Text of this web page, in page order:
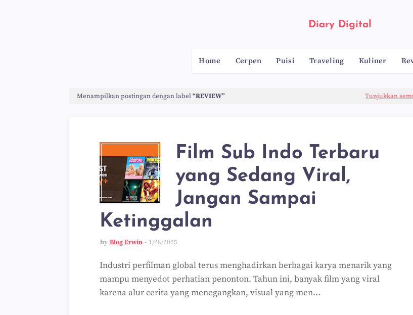
Diary Digital
Home Cerpen Puisi Traveling Kuliner
Menampilkan postingan dengan label REVIEW Tunjukkan
Film Sub Indo Terbaru
yang Sedang Viral,
Jangan Sampai
Ketinggalan
by Blog Erwin 1/28/2025
Industri perfilman global terus menghadirkan berbagai karya menarik yang
mampu menyedot perhatian penonton. Tahun ini, banyak film yang viral
karena alur cerita yang menegangkan, visual yang men…